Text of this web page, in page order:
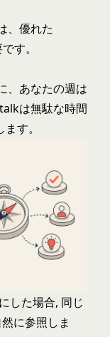
、優れた
す。
、あなたの週は
は無駄な時間
す。
した場合, 同じ
に参照しま